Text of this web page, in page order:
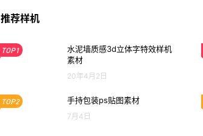
推荐样机
TOP1
水泥墙质感3d立体字特效样机
素材
20年4月2日
TOP2 手持包装ps贴图素材
7月4日